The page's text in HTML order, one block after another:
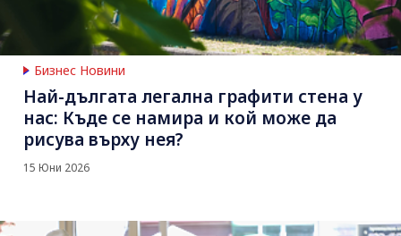
Бизнес Новини
Най-дългата легална графити стена у
нас: Къде се намира и кой може да
рисува върху нея?
15 Юни 2026